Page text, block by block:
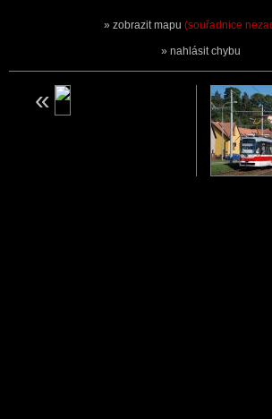
zobrazit mapu (souřadnice
nahlásit chybu